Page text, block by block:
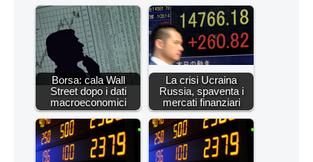
Borsa: cala Wall
Street dopo i dati
macroeconomici
La crisi Ucraina
Russia, spaventa i
mercati finanziari